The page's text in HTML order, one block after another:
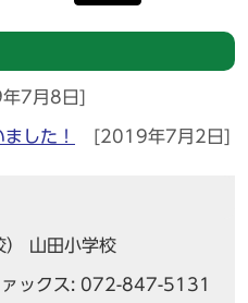
7月8日]
した！ [2019年7月2日]
） 山田小学校
ァックス: 072-847-5131